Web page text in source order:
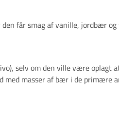
får smag af vanille, jordbær
selv om den ville være oplagt
masser af bær i de primære